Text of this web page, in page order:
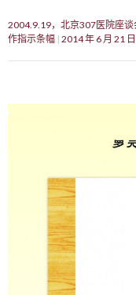
2004.9.19，北京307医院座
作指示条幅 2014 年 6 月 21 日